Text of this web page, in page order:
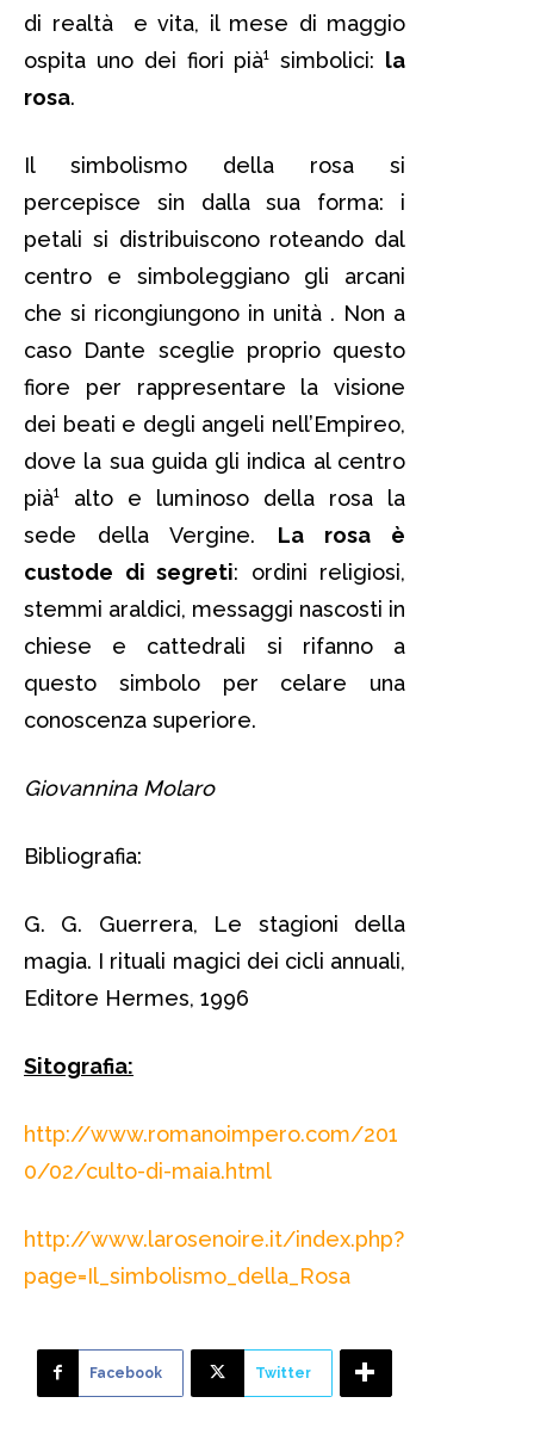
di realtà e vita, il mese di maggio
ospita uno dei fiori pià¹ simbolici: la
rosa.
Il simbolismo della rosa si
percepisce sin dalla sua forma: i
petali si distribuiscono roteando dal
centro e simboleggiano gli arcani
che si ricongiungono in unità . Non a
caso Dante sceglie proprio questo
fiore per rappresentare la visione
dei beati e degli angeli nell’Empireo,
dove la sua guida gli indica al centro
pià¹ alto e luminoso della rosa la
sede della Vergine. La rosa è
custode di segreti: ordini religiosi,
stemmi araldici, messaggi nascosti in
chiese e cattedrali si rifanno a
questo simbolo per celare una
conoscenza superiore.
Giovannina Molaro
Bibliografia:
G. G. Guerrera, Le stagioni della
magia. I rituali magici dei cicli annuali,
Editore Hermes, 1996
Sitografia:
http://www.romanoimpero.com/201
0/02/culto-di-maia.html
http://www.larosenoire.it/index.php?
page=Il_simbolismo_della_Rosa
Facebook Twitter